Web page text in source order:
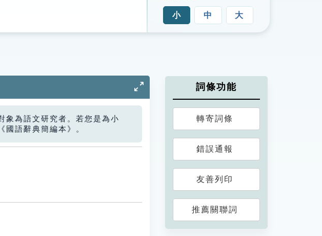
小 中 大
象為語文研究者。若您是為小
語辭典簡編本》。
詞條功能
轉寄詞條
錯誤通報
友善列印
推薦關聯詞